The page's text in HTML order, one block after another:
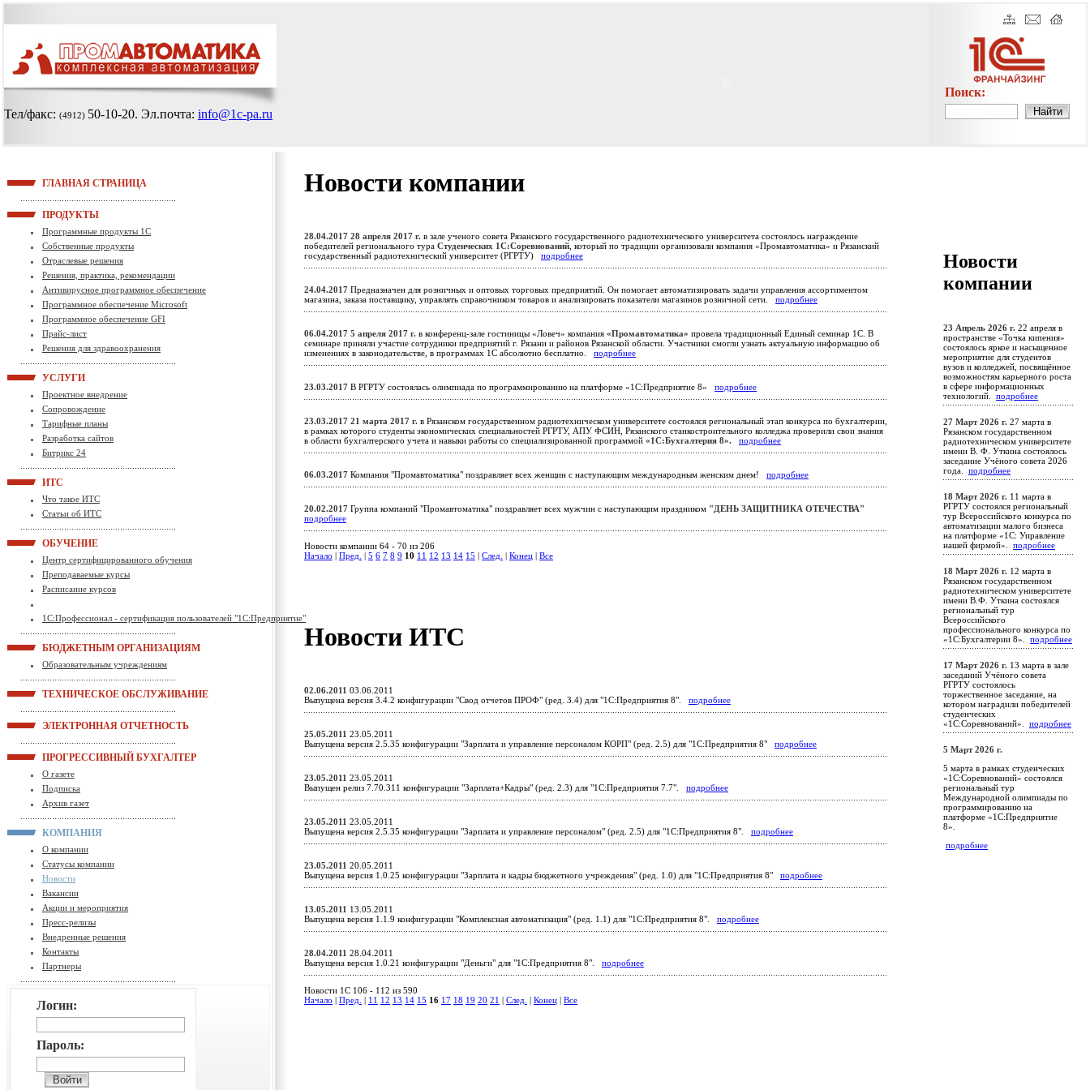
Тел/факс: (4912) 50-10-20. Эл.почта: info@1c-pa.ru
Поиск:
ГЛАВНАЯ СТРАНИЦА
ПРОДУКТЫ
Программные продукты 1С
Собственные продукты
Отраслевые решения
Решения, практика, рекомендации
Антивирусное программное обеспечение
Программное обеспечение Microsoft
Программное обеспечение GFI
Прайс-лист
Решения для здравоохранения
УСЛУГИ
Проектное внедрение
Сопровождение
Тарифные планы
Разработка сайтов
Битрикс 24
ИТС
Что такое ИТС
Статьи об ИТС
ОБУЧЕНИЕ
Центр сертифицированного обучения
Преподаваемые курсы
Расписание курсов
1С:Профессионал - сертификация пользователей "1С:Предприятие"
БЮДЖЕТНЫМ ОРГАНИЗАЦИЯМ
Образовательным учреждениям
ТЕХНИЧЕСКОЕ ОБСЛУЖИВАНИЕ
ЭЛЕКТРОННАЯ ОТЧЕТНОСТЬ
ПРОГРЕССИВНЫЙ БУХГАЛТЕР
О газете
Подписка
Архив газет
КОМПАНИЯ
О компании
Статусы компании
Новости
Вакансии
Акции и мероприятия
Пресс-релизы
Внедренные решения
Контакты
Партнеры
Логин:
Пароль:
Новости компании
28.04.2017 28 апреля 2017 г. в зале ученого совета Рязанского государственного радиотехнического университета состоялось награждение
победителей регионального тура Студенческих 1С:Соревнований, который по традиции организовали компания «Промавтоматика» и Рязанский
государственный радиотехнический университет (РГРТУ) подробнее
24.04.2017 Предназначен для розничных и оптовых торговых предприятий. Он помогает автоматизировать задачи управления ассортиментом
магазина, заказа поставщику, управлять справочником товаров и анализировать показатели магазинов розничной сети. подробнее
06.04.2017 5 апреля 2017 г. в конференц-зале гостиницы «Ловеч» компания «Промавтоматика» провела традиционный Единый семинар 1С. В
семинаре приняли участие сотрудники предприятий г. Рязани и районов Рязанской области. Участники смогли узнать актуальную информацию об
изменениях в законодательстве, в программах 1С абсолютно бесплатно. подробнее
23.03.2017 В РГРТУ состоялась олимпиада по программированию на платформе «1С:Предприятие 8» подробнее
23.03.2017 21 марта 2017 г. в Рязанском государственном радиотехническом университете состоялся региональный этап конкурса по бухгалтерии,
в рамках которого студенты экономических специальностей РГРТУ, АПУ ФСИН, Рязанского станкостроительного колледжа проверили свои знания
в области бухгалтерского учета и навыки работы со специализированной программой «1С:Бухгалтерия 8». подробнее
06.03.2017 Компания "Промавтоматика" поздравляет всех женщин с наступающим международным женским днем! подробнее
20.02.2017 Группа компаний "Промавтоматика" поздравляет всех мужчин с наступающим праздником "ДЕНЬ ЗАЩИТНИКА ОТЕЧЕСТВА"
подробнее
Новости компании 64 - 70 из 206
Начало
Пред. 5 6 7 8 9 10 11 12 13 14 15 След. Конец Все
Новости ИТС
02.06.2011 03.06.2011
Выпущена версия 3.4.2 конфигурации "Свод отчетов ПРОФ" (ред. 3.4) для "1С:Предприятия 8". подробнее
25.05.2011 23.05.2011
Выпущена версия 2.5.35 конфигурации "Зарплата и управление персоналом КОРП" (ред. 2.5) для "1С:Предприятия 8" подробнее
23.05.2011 23.05.2011
Выпущен релиз 7.70.311 конфигурации "Зарплата+Кадры" (ред. 2.3) для "1С:Предприятия 7.7". подробнее
23.05.2011 23.05.2011
Выпущена версия 2.5.35 конфигурации "Зарплата и управление персоналом" (ред. 2.5) для "1С:Предприятия 8". подробнее
23.05.2011 20.05.2011
Выпущена версия 1.0.25 конфигурации "Зарплата и кадры бюджетного учреждения" (ред. 1.0) для "1С:Предприятия 8" подробнее
13.05.2011 13.05.2011
Выпущена версия 1.1.9 конфигурации "Комплексная автоматизация" (ред. 1.1) для "1С:Предприятия 8". подробнее
28.04.2011 28.04.2011
Выпущена версия 1.0.21 конфигурации "Деньги" для "1С:Предприятия 8". подробнее
Новости 1C 106 - 112 из 590
Начало
Пред. 11 12 13 14 15 16 17 18 19 20 21 След. Конец Все
Новости
компании
23 Апрель 2026 г. 22 апреля в
пространстве «Точка кипения»
состоялось яркое и насыщенное
мероприятие для студентов
вузов и колледжей, посвящённое
возможностям карьерного роста
в сфере информационных
технологий. подробнее
27 Март 2026 г. 27 марта в
Рязанском государственном
радиотехническом университете
имени В. Ф. Уткина состоялось
заседание Учёного совета 2026
года. подробнее
18 Март 2026 г. 11 марта в
РГРТУ состоялся региональный
тур Всероссийского конкурса по
автоматизации малого бизнеса
на платформе «1С: Управление
нашей фирмой». подробнее
18 Март 2026 г. 12 марта в
Рязанском государственном
радиотехническом университете
имени В.Ф. Уткина состоялся
региональный тур
Всероссийского
профессионального конкурса по
«1С:Бухгалтерии 8». подробнее
17 Март 2026 г. 13 марта в зале
заседаний Учёного совета
РГРТУ состоялось
торжественное заседание, на
котором наградили победителей
студенческих
«1С:Соревнований». подробнее
5 Март 2026 г.
5 марта в рамках студенческих
«1С:Соревнований» состоялся
региональный тур
Международной олимпиады по
программированию на
платформе «1С:Предприятие
8».
подробнее